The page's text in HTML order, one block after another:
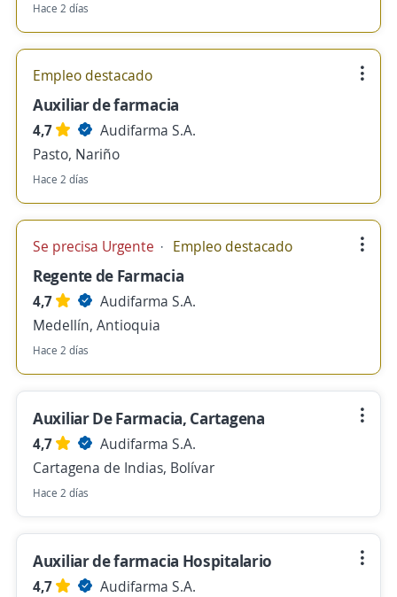
Hace 2 días
Empleo destacado
Auxiliar de farmacia
4,7
Audifarma S.A.
Pasto, Nariño
Hace 2 días
Se precisa Urgente Empleo destacado
Regente de Farmacia
4,7
Audifarma S.A.
Medellín, Antioquia
Hace 2 días
Auxiliar De Farmacia, Cartagena
4,7
Audifarma S.A.
Cartagena de Indias, Bolívar
Hace 2 días
Auxiliar de farmacia Hospitalario
4,7
Audifarma S.A.